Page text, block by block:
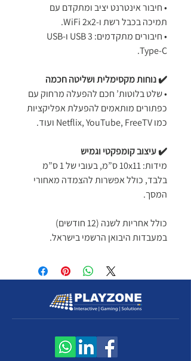
• חיבור אינטרנט יציב ומתקדם עם
תמיכה בכבל רשת ו-WiFi 2x2.
• חיבורים מתקדמים: USB 3 ו-USB
Type-C.
✔️ נוחות מקסימלית ושליטה חכמה
• שלט בלוטות’ חכם להפעלה מרחוק עם
כפתורים מותאמים להפעלת אפליקציות
כמו Netflix, YouTube, FreeTV ועוד.
✔️ עיצוב קומפקטי וגמיש
מידות: 10x11 ס”מ, בעובי של 1 ס”מ
בלבד, כולל אפשרות להצמדה מאחורי
המסך.
כולל אחריות לשנה (12 חודשים)
במעבדות היבואן הרשמי בישראל.